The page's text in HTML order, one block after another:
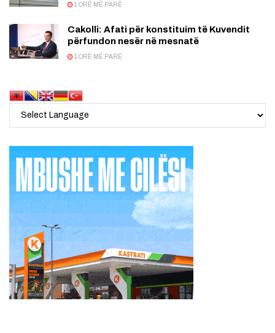
1 ORË MË PARË
Cakolli: Afati për konstituim të Kuvendit
përfundon nesër në mesnatë
1 ORË MË PARË